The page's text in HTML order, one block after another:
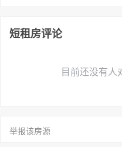
短租房评论
目前还没有人
举报该房源